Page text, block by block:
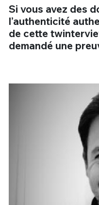
Si vous avez des
l’authenticité
de cette
demandé une